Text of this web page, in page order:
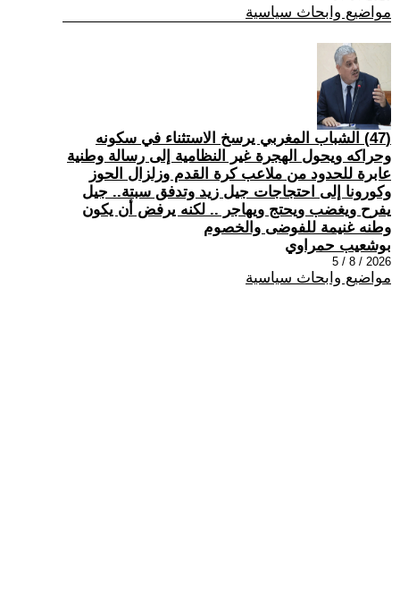
مواضيع وابحاث سياسية
(47) الشباب المغربي يرسخ الاستثناء في سكونه
وحراكه ويحول الهجرة غير النظامية إلى رسالة وطنية
عابرة للحدود من ملاعب كرة القدم وزلزال الحوز
وكورونا إلى احتجاجات جيل زيد وتدفق سبتة.. جيل
يفرح ويغضب ويحتج ويهاجر .. لكنه يرفض أن يكون
وطنه غنيمة للفوضى والخصوم
بوشعيب حمراوي
2026 / 8 / 5
مواضيع وابحاث سياسية